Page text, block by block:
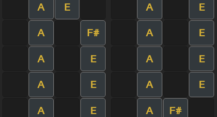
A E A E
A F# A E
A E A E
A E A E
A E A F#